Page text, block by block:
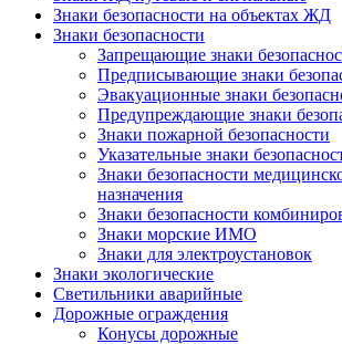
Знаки безопасности на объектах ЖД
Знаки безопасности
Запрещающие знаки
Предписывающие знаки
Эвакуационные знаки
Предупреждающие знаки
Знаки пожарной безопасности
Указательные знаки
Знаки безопасности
назначения
Знаки безопасности
Знаки морские ИМО
Знаки для электроустановок
Знаки экологические
Светильники аварийные
Дорожные ограждения
Конусы дорожные